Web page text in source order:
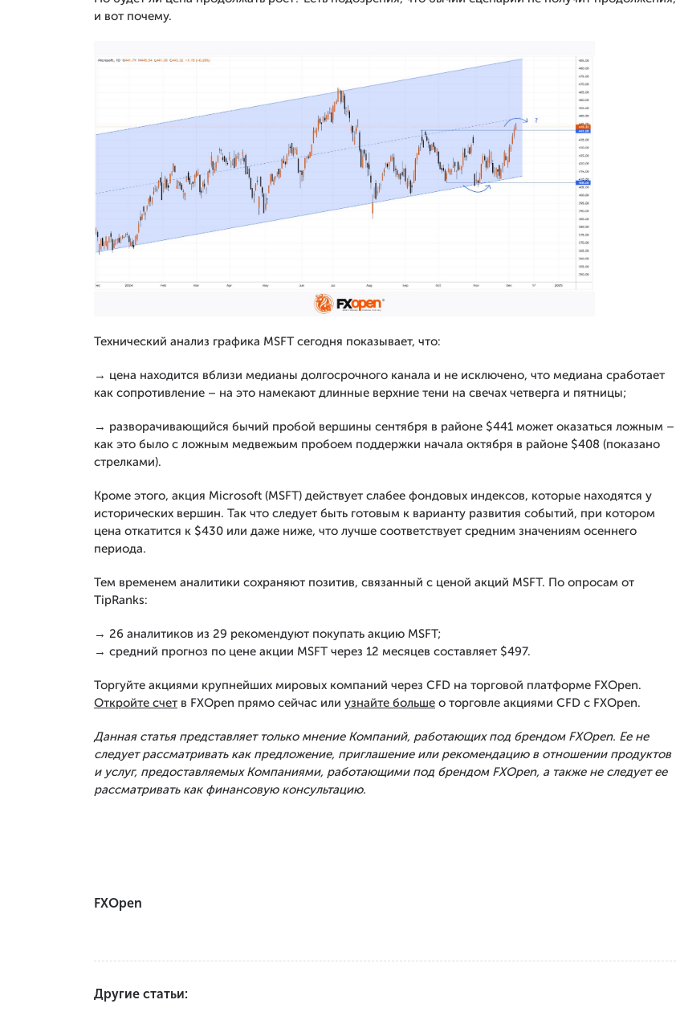
и вот почему.
Технический анализ графика MSFT сегодня показывает, что:
→ цена находится вблизи медианы долгосрочного канала и не исключено, что медиана сработает
как сопротивление – на это намекают длинные верхние тени на свечах четверга и пятницы;
→ разворачивающийся бычий пробой вершины сентября в районе $441 может оказаться ложным –
как это было с ложным медвежьим пробоем поддержки начала октября в районе $408 (показано
стрелками).
Кроме этого, акция Microsoft (MSFT) действует слабее фондовых индексов, которые находятся у
исторических вершин. Так что следует быть готовым к варианту развития событий, при котором
цена откатится к $430 или даже ниже, что лучше соответствует средним значениям осеннего
периода.
Тем временем аналитики сохраняют позитив, связанный с ценой акций MSFT. По опросам от
TipRanks:
→ 26 аналитиков из 29 рекомендуют покупать акцию MSFT;
→ средний прогноз по цене акции MSFT через 12 месяцев составляет $497.
Торгуйте акциями крупнейших мировых компаний через CFD на торговой платформе FXOpen.
Откройте счет в FXOpen прямо сейчас или узнайте больше о торговле акциями CFD с FXOpen.
Данная статья представляет только мнение Компаний, работающих под брендом FXOpen. Ее не
следует рассматривать как предложение, приглашение или рекомендацию в отношении продуктов
и услуг, предоставляемых Компаниями, работающими под брендом FXOpen, а также не следует ее
рассматривать как финансовую консультацию.
FXOpen
Другие статьи: